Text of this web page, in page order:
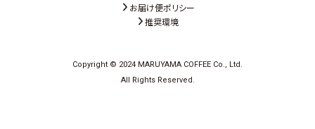
お届け便ポリシー
推奨環境
Copyright © 2024 MARUYAMA COFFEE Co., Ltd.
All Rights Reserved.